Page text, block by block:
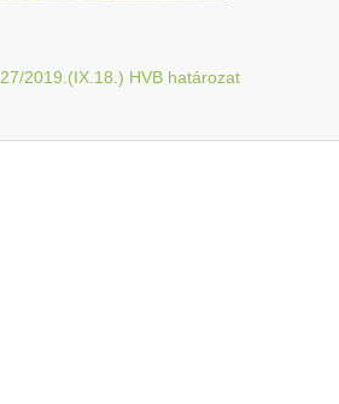
27/2019.(IX.18.) HVB határozat